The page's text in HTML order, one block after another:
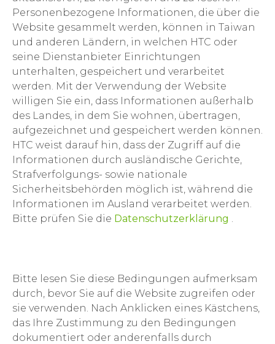
Personenbezogene Informationen, die über die
Website gesammelt werden, können in Taiwan
und anderen Ländern, in welchen HTC oder
seine Dienstanbieter Einrichtungen
unterhalten, gespeichert und verarbeitet
werden. Mit der Verwendung der Website
willigen Sie ein, dass Informationen außerhalb
des Landes, in dem Sie wohnen, übertragen,
aufgezeichnet und gespeichert werden können.
HTC weist darauf hin, dass der Zugriff auf die
Informationen durch ausländische Gerichte,
Strafverfolgungs- sowie nationale
Sicherheitsbehörden möglich ist, während die
Informationen im Ausland verarbeitet werden.
Bitte prüfen Sie die Datenschutzerklärung .
Bitte lesen Sie diese Bedingungen aufmerksam
durch, bevor Sie auf die Website zugreifen oder
sie verwenden. Nach Anklicken eines Kästchens,
das Ihre Zustimmung zu den Bedingungen
dokumentiert oder anderenfalls durch